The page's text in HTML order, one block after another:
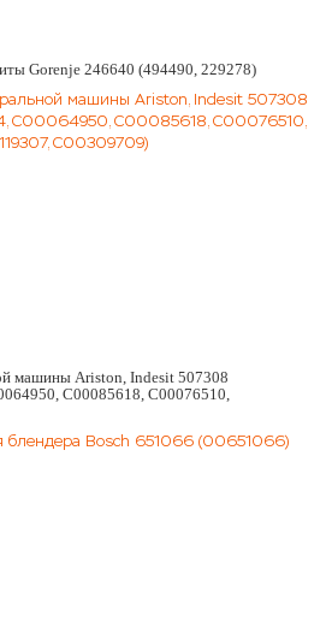
Gorenje 246640 (494490, 229278)
машины Ariston, Indesit 507308
C00085618, C00076510,